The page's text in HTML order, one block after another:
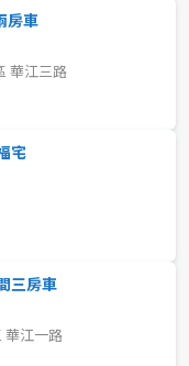
房車
華江三路
宅
三房車
華江一路